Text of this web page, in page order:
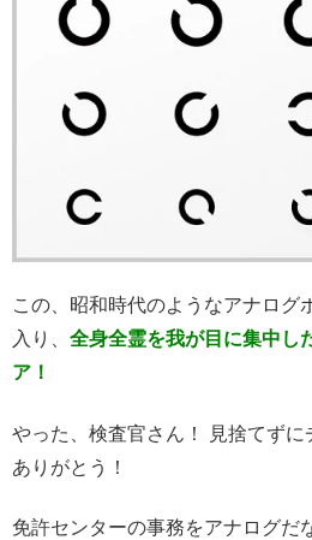
この、昭和時代のようなアナログ
入り、 全身全霊を我が目に集中し
ア！
やった、検査官さん！ 見捨てずに
ありがとう！
免許センターの事務をアナログだ